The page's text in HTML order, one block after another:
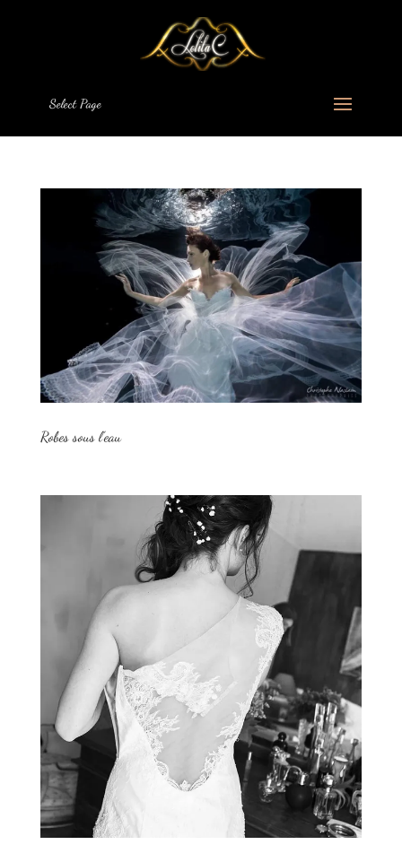
Select Page
Robes sous l’eau